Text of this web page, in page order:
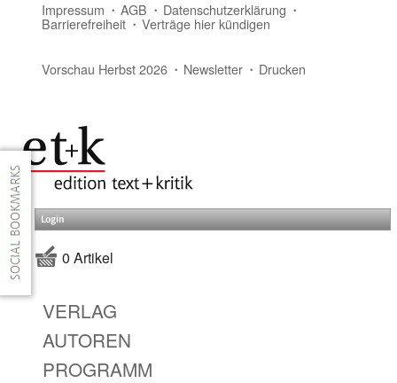
Impressum AGB Datenschutzerklärung
Barrierefreiheit Verträge hier kündigen
Vorschau Herbst 2026 Newsletter Drucken
Login
0 Artikel
VERLAG
AUTOREN
PROGRAMM